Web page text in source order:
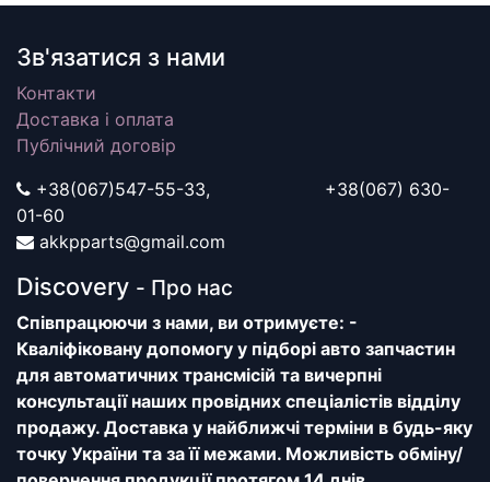
Зв'язатися з нами
Контакти
Доставка і оплата
Публічний договір
+38(067)547-55-33, +38(067) 630-
01-60
akkpparts@gmail.com
Discovery - Про нас
Співпрацюючи з нами, ви отримуєте: -
Кваліфіковану допомогу у підборі авто запчастин
для автоматичних трансмісій та вичерпні
консультації наших провідних спеціалістів відділу
продажу. Доставка у найближчі терміни в будь-яку
точку України та за її межами. Можливість обміну/